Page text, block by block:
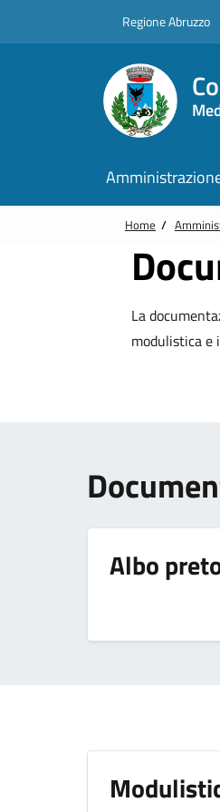
Regione Abruzzo
Home /
La
modulistica e
Albo